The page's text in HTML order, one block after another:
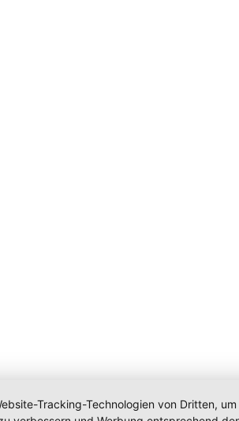
Tracking-Technologien von Dritten,